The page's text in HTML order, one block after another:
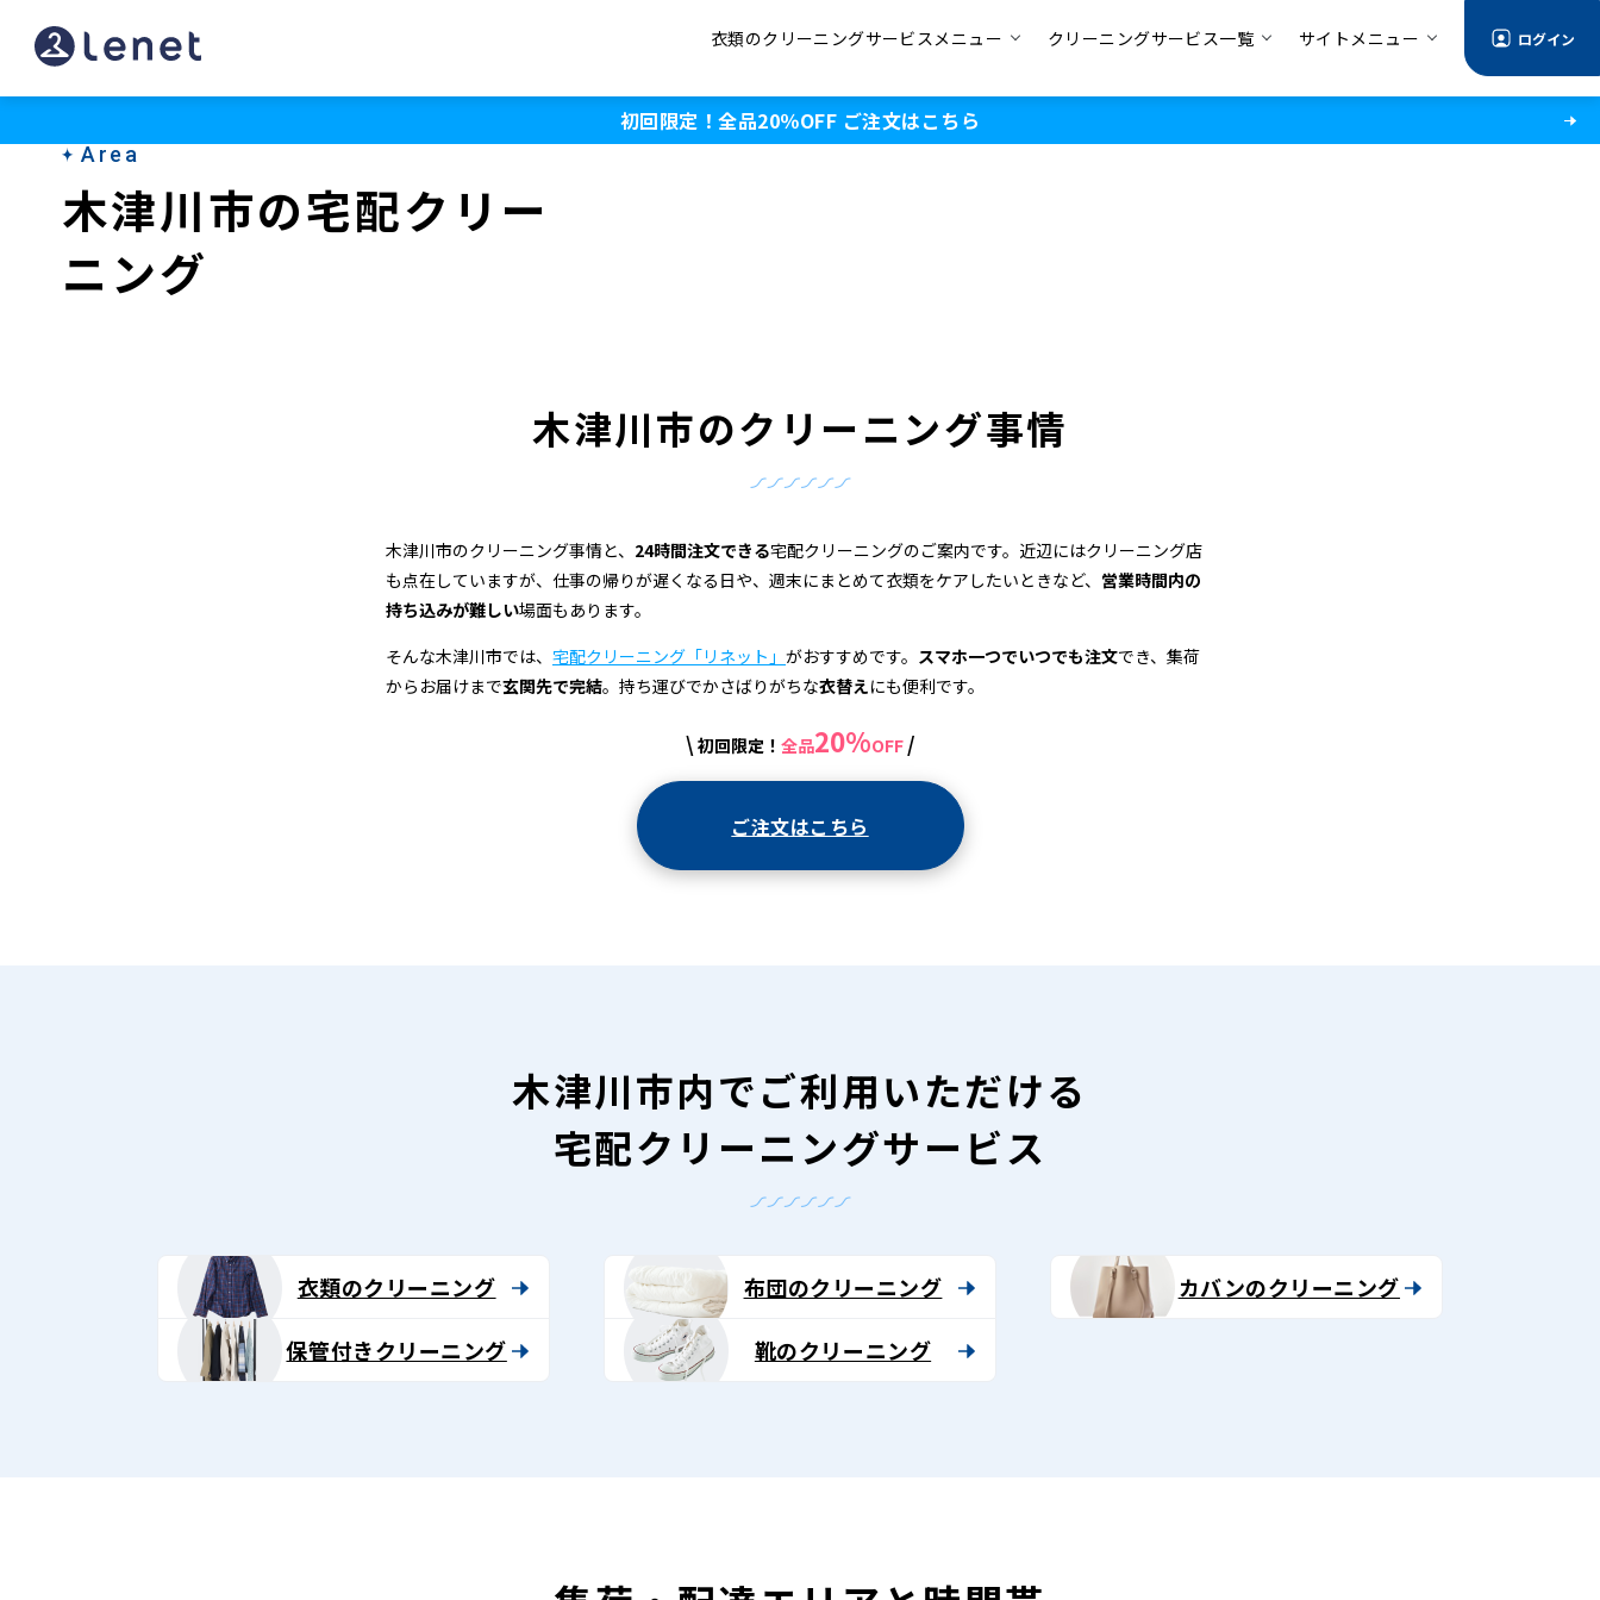
木
津
衣類のクリーニングサービスメニュー クリーニングサービス一覧 サイトメニュー ログイン
初回限定！全品20％OFF ご注文はこちら
Area
木津川市の宅配クリー
ニング
木津川市のクリーニング事情
木津川市のクリーニング事情と、 24時間注文できる宅配クリーニングのご案内です。近辺にはクリーニング店
も点在していますが、仕事の帰りが遅くなる日や、週末にまとめて衣類をケアしたいときなど、 営業時間内の
持ち込みが難しい場面もあります。
そんな木津川市では、 宅配クリーニング「リネット」 がおすすめです。 スマホ一つでいつでも注文でき、集荷
からお届けまで玄関先で完結。持ち運びでかさばりがちな衣替えにも便利です。
\ 初回限定！ 全品20%OFF /
ご注文はこちら
木津川市内でご利用いただける
宅配クリーニングサービス
衣類のクリーニング
保管付きクリーニング
布団のクリーニング
靴のクリーニング
カバンのクリーニング